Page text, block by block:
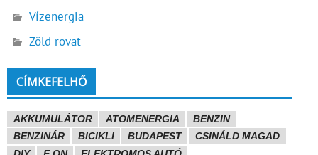
Vízenergia
Zöld rovat
CÍMKEFELHŐ
AKKUMULÁTOR ATOMENERGIA
BENZIN
BENZINÁR
BICIKLI BUDAPEST
CSINÁLD MAGAD